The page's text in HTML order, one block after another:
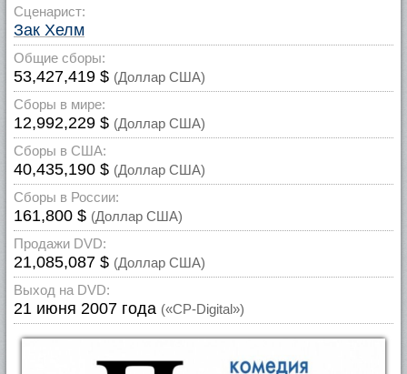
Сценарист:
Зак Хелм
Общие сборы:
53,427,419 $ (Доллар США)
Сборы в мире:
12,992,229 $ (Доллар США)
Сборы в США:
40,435,190 $ (Доллар США)
Сборы в России:
161,800 $ (Доллар США)
Продажи DVD:
21,085,087 $ (Доллар США)
Выход на DVD:
21 июня 2007 года («CP-Digital»)